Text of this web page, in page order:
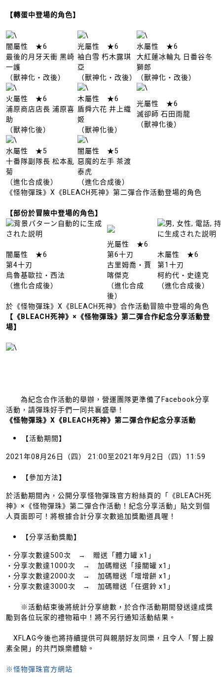
【轉蛋中登場的角色】
闇屬性 ★6
最後的月牙天衝 黑崎
一護
（獸神化・改後）
光屬性 ★6
袖白雪 朽木露琪
亞
（獸神化・改後）
水屬性 ★6
大紅蓮冰輪丸 日番谷冬
獅郎
（獸神化・改後）
火屬性 ★6
浦原商店店長 浦原喜
助
（獸神化後）
木屬性 ★6
盾舜六花 井上織
姬
（獸神化後）
光屬性 ★6
滅卻師 石田雨龍
（獸神化後）
水屬性 ★5
十番隊副隊長 松本亂
菊
（進化合成後）
闇屬性 ★5
惡魔的左手 茶渡
泰虎
（進化合成後）
《怪物彈珠》X《BLEACH死神》第二彈合作活動登場的角色
【部份於冒險中登場的角色】
闇屬性 ★6
第4十刃
烏魯基歐拉・西法
（進化合成後）
光屬性 ★6
第6十刃
古里姆喬・賈
喀傑克
（進化合成
後）
木屬性 ★6
第1十刃
柯約代・史達克
（進化合成後）
於《怪物彈珠》X《BLEACH死神》合作活動冒險中登場的角色
【《BLEACH死神》 × 《怪物彈珠》第二彈合作紀念分享活動登
場】
為紀念合作活動的舉辦，營運團隊更準備了Facebook分享
活動，請彈珠好手們一同共襄盛舉！
《怪物彈珠》X《BLEACH死神》第二彈合作紀念分享活動
【活動期間】
2021年08月26日（四） 21:00至2021年9月2日（四）11:59
【參加方法】
於活動期間內，公開分享怪物彈珠官方粉絲頁的「《BLEACH死
神》×《怪物彈珠》第二彈合作活動！紀念分享活動」貼文到個
人頁面即可！將根據合計分享次數追加獎勵道具喔！
【分享活動獎勵】
・分享次數達500次 → 贈送「體力罐 x1」
・分享次數達1000次 → 加碼贈送「接關罐 x1」
・分享次數達2000次 → 加碼贈送「增增餅 x1」
・分享次數達3000次 → 加碼贈送「任選鈴 x1」
※活動結束後將統計分享總數，於合作活動期間發送達成獎
勵到各位玩家的禮物箱中！將不另行通知活動結果。
XFLAG今後也將持續提供可與親朋好友同樂，且令人「腎上腺
素全開」的共鬥娛樂體驗。
※怪物彈珠官方網站